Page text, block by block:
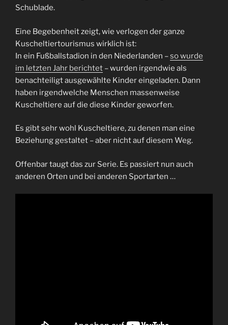
Schublade.
Eine Begebenheit zeigt, wie verlogen der ganze
Kuscheltiertourismus wirklich ist:
In ein Fußballstadion in den Niederlanden –so wurde
im letzten Jahr berichtet – wurden irgendwie als
benachteiligt ausgewählte Kinder eingeladen. Dann
haben irgendwelche Menschen massenweise
Kuscheltiere auf die diese Kinder geworfen.
Es gibt sehr wohl Kuscheltiere, zu denen man eine
Beziehung gestaltet – aber nicht auf diesem Weg.
Offenbar taugt das zur Serie. Es passiert nun auch
anderen Orten und bei anderen Sportarten …